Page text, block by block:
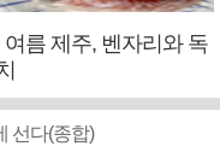
여름 제주, 벤자리와 독
선다(종합)